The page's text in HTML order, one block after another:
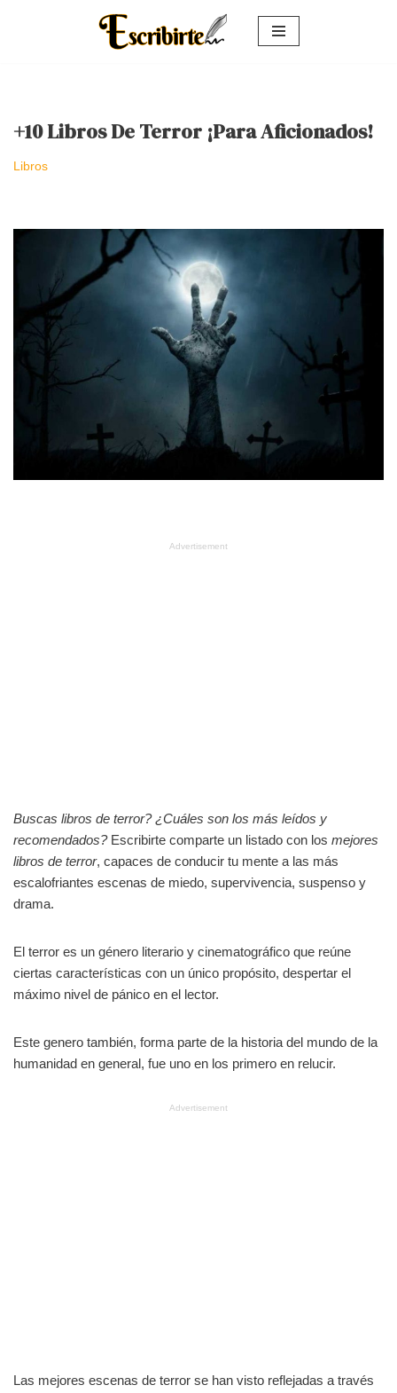
+10 Libros De Terror ¡Para Aficionados!
Libros
Advertisement
Buscas libros de terror? ¿Cuáles son los más leídos y
recomendados?Escribirte comparte un listado con los mejores
libros de terror, capaces de conducir tu mente a las más
escalofriantes escenas de miedo, supervivencia, suspenso y
drama.
El terror es un género literario y cinematográfico que reúne
ciertas características con un único propósito, despertar el
máximo nivel de pánico en el lector.
Este genero también, forma parte de la historia del mundo de la
humanidad en general, fue uno en los primero en relucir.
Advertisement
Las mejores escenas de terror se han visto reflejadas a través